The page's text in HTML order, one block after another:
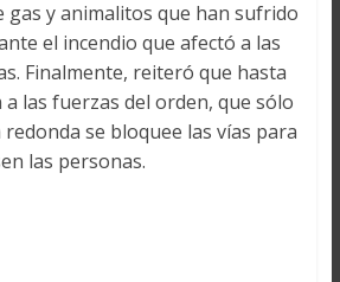
gas y animalitos que han sufrido
el incendio que afectó a las
Finalmente, reiteró que hasta
las fuerzas del orden, que sólo
se bloquee las vías para
las personas.